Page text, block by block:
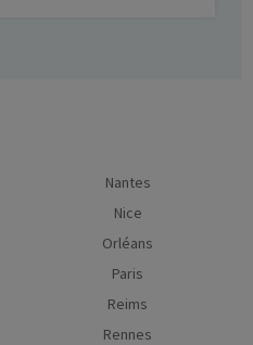
Nantes
Nice
Orléans
Paris
Reims
Rennes